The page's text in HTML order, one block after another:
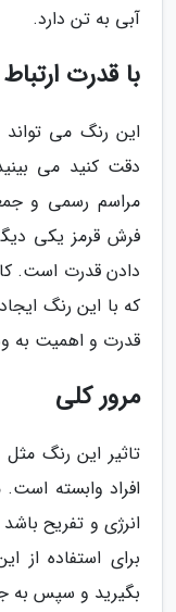
آبی به تن دارد.
با قدرت
این رنگ می
دقت کنید می
مراسم رسمی و
فرش قرمز یکی
دادن قدرت است.
که با این رنگ
قدرت و اهمیت به
مرور کلی
تاثیر این رنگ
افراد وابسته
انرژی و تفریح
برای استفاده از
بگیرید و سپس به